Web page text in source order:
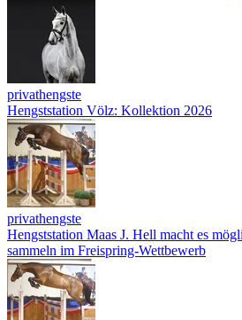
privathengste
Hengststation Völz: Kollektion 2026
privathengste
Hengststation Maas J. Hell macht es
sammeln im Freispring-Wettbewerb